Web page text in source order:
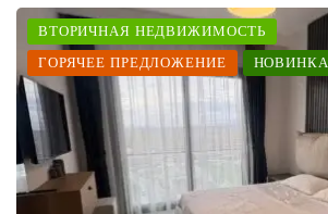
ВТОРИЧНАЯ НЕДВИЖИМОСТЬ
ГОРЯЧЕЕ ПРЕДЛОЖЕНИЕ
НОВИНКА